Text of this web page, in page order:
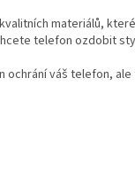
materiálů,
telefon ozdobit
váš telefon,